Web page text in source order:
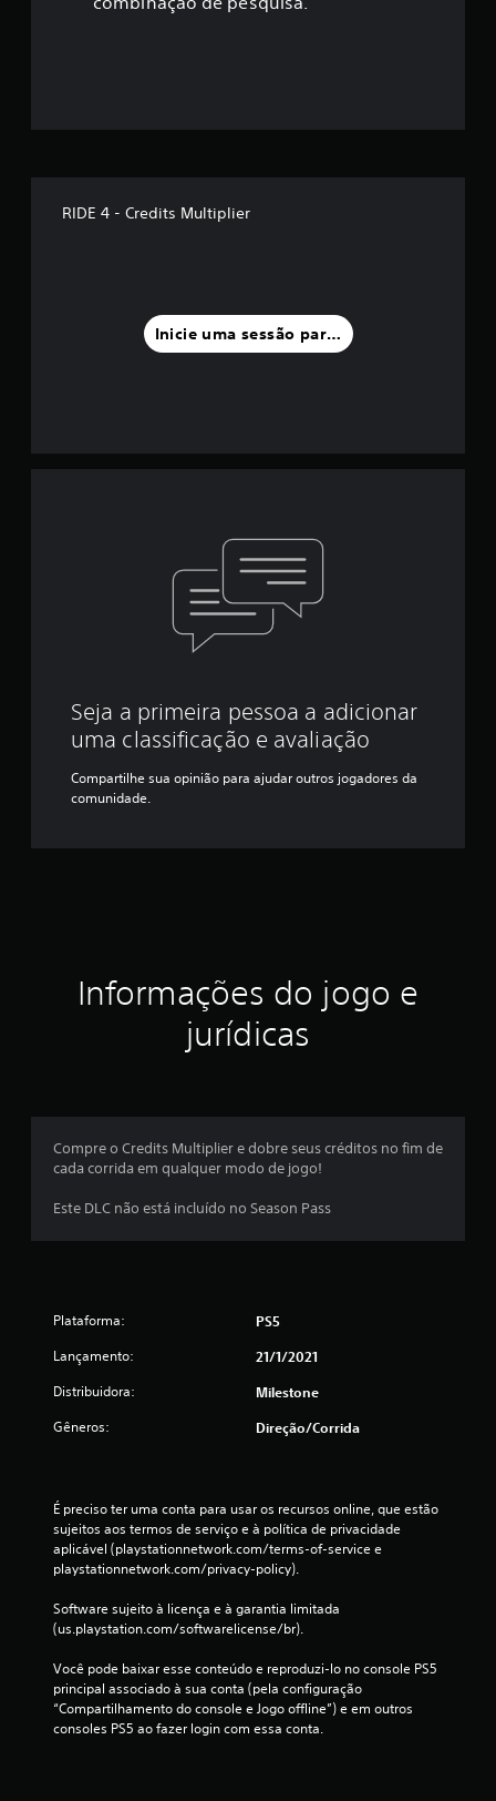
RIDE 4 - Credits Multiplier
Inicie uma sessão para classificar
Seja a primeira pessoa a adicionar
uma classificação e avaliação
Compartilhe sua opinião para ajudar outros jogadores da
comunidade.
Informações do jogo e
jurídicas
Compre o Credits Multiplier e dobre seus créditos no fim de
cada corrida em qualquer modo de jogo!
Este DLC não está incluído no Season Pass
Plataforma: PS5
Lançamento: 21/1/2021
Distribuidora: Milestone
Gêneros: Direção/corrida
É preciso ter uma conta para usar os recursos online, que estão
sujeitos aos termos de serviço e à política de privacidade
aplicável (playstationnetwork.com/terms-of-service e
playstationnetwork.com/privacy-policy).
Software sujeito à licença e à garantia limitada
(us.playstation.com/softwarelicense/br).
Você pode baixar esse conteúdo e reproduzi-lo no console PS5
principal associado à sua conta (pela configuração
“Compartilhamento do console e Jogo offline”) e em outros
consoles PS5 ao fazer login com essa conta.